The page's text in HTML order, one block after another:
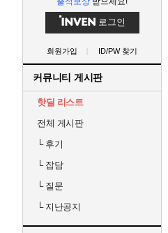
로그인
회원가입 ID/PW 찾기
커뮤니티 게시판
핫딜 리스트
전체 게시판
└후기
└잡담
└질문
└지난공지